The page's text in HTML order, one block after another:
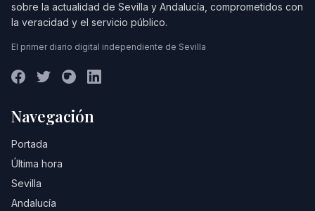
sobre la actualidad de Sevilla y Andalucía, comprometidos con
la veracidad y el servicio público.
El primer diario digital independiente de Sevilla
Navegación
Portada
Última hora
Sevilla
Andalucía